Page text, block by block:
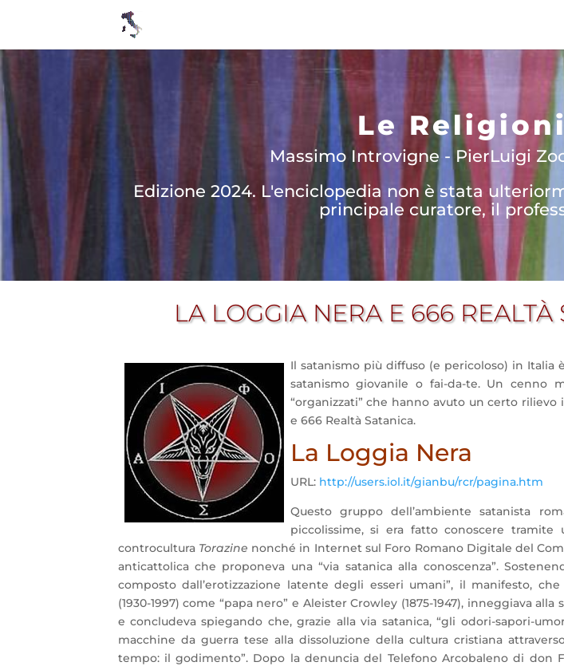
Le
Massimo Introvigne - PierLuigi
Edizione 2024. L'enciclopedia non è stata
principale curatore, il
LA LOGGIA NERA E 666 REALTÀ
Il satanismo più diffuso (e pericoloso) in Italia
satanismo giovanile o fai-da-te. Un cenno
“organizzati” che hanno avuto un certo rilievo
e 666 Realtà Satanica.
La Loggia Nera
URL: http://users.iol.it/gianbu/rcr/pagina.htm
Questo gruppo dell’ambiente satanista
piccolissime, si era fatto conoscere tramite
controcultura Torazine nonché in Internet sul Foro Romano Digitale del
anticattolica che proponeva una “via satanica alla conoscenza”.
composto dall’erotizzazione latente degli esseri umani”, il manifesto,
(1930-1997) come “papa nero” e Aleister Crowley (1875-1947), inneggiava
e concludeva spiegando che, grazie alla via satanica, “gli odori-sapori-
macchine da guerra tese alla dissoluzione della cultura cristiana
tempo: il godimento”. Dopo la denuncia del Telefono Arcobaleno di don